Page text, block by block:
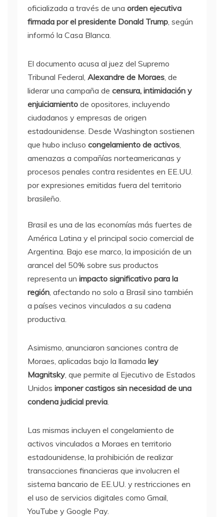
oficializada a través de una orden ejecutiva
firmada por el presidente Donald Trump, según
informó la Casa Blanca.
El documento acusa al juez del Supremo
Tribunal Federal, Alexandre de Moraes, de
liderar una campaña de censura, intimidación y
enjuiciamiento de opositores, incluyendo
ciudadanos y empresas de origen
estadounidense. Desde Washington sostienen
que hubo incluso congelamiento de activos,
amenazas a compañías norteamericanas y
procesos penales contra residentes en EE.UU.
por expresiones emitidas fuera del territorio
brasileño.
Brasil es una de las economías más fuertes de
América Latina y el principal socio comercial de
Argentina. Bajo ese marco, la imposición de un
arancel del 50% sobre sus productos
representa un impacto significativo para la
región, afectando no solo a Brasil sino también
a países vecinos vinculados a su cadena
productiva.
Asimismo, anunciaron sanciones contra de
Moraes, aplicadas bajo la llamada ley
Magnitsky, que permite al Ejecutivo de Estados
Unidos imponer castigos sin necesidad de una
condena judicial previa.
Las mismas incluyen el congelamiento de
activos vinculados a Moraes en territorio
estadounidense, la prohibición de realizar
transacciones financieras que involucren el
sistema bancario de EE.UU. y restricciones en
el uso de servicios digitales como Gmail,
YouTube y Google Pay.